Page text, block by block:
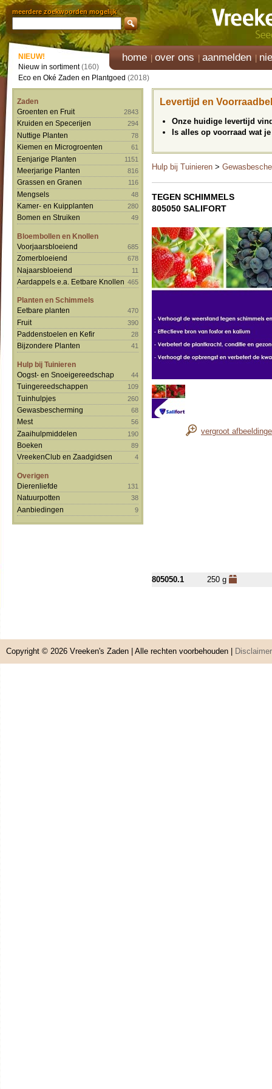
meerdere zoekwoorden mogelijk
home over ons aanmelden
NIEUW!
Nieuw in sortiment(160)
Eco en Oké Zaden en Plantgoed (2018)
Zaden
Groenten en Fruit
2843
Kruiden en Specerijen 294
Nuttige Planten 78
Kiemen en Microgroenten 61
Eenjarige Planten 1151
Meerjarige Planten 816
Grassen en Granen 116
Mengsels 48
Kamer- en Kuipplanten 280
Bomen en Struiken 49
Bloembollen en Knollen
Voorjaarsbloeiend
685
Zomerbloeiend 678
Najaarsbloeiend 11
Aardappels e.a. Eetbare Knollen 465
Planten en Schimmels
Eetbare planten
470
Fruit 390
Paddenstoelen en Kefir 28
Bijzondere Planten 41
Hulp bij Tuinieren
Oogst- en Snoeigereedschap
44
Tuingereedschappen 109
Tuinhulpjes 260
Gewasbescherming 68
Mest 56
Zaaihulpmiddelen 190
Boeken 89
VreekenClub en Zaadgidsen 4
Overigen
Dierenliefde
131
Natuurpotten 38
Aanbiedingen 9
Levertijd en
Onze huidige levertijd
Is alles op voorraad wat
Hulp bij Tuinieren >
TEGEN SCHIMMELS
805050 SALIFORT
vergroot
805050.1 250 g
Copyright © 2026 Vreeken's Zaden | Alle rechten voorbehouden | Disclaimer